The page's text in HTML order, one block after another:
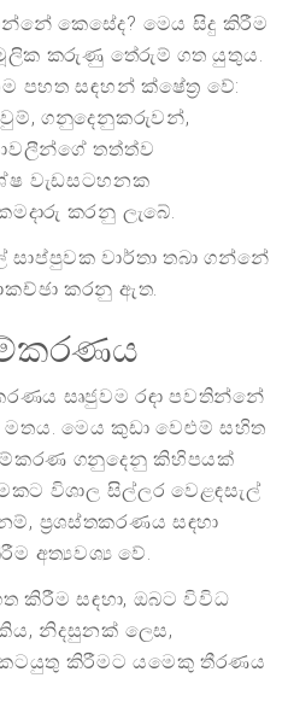
කෙසේද? මෙය සිදු කිරීම
මූලික කරුණු තේරුම් ගත යුතුය.
පහත සඳහන් ක්ෂේත්‍ර වේ:
ගනුදෙනුකරුවන්,
තත්ත්ව
වැඩසටහනක
කරනු ලැබේ.
වාර්තා තබා ගන්නේ
කරනු ඇත.
සෘජුවම රඳා පවතින්නේ
මෙය කුඩා වෙළුම් සහිත
ගනුදෙනු කිහිපයක්
විශාල සිල්ලර වෙළඳසැල්
ප්‍රශස්තකරණය සඳහා
අත්‍යවශ්‍ය වේ.
කිරීම සඳහා, ඔබට විවිධ
නිදසුනක් ලෙස,
කටයුතු කිරීමට යමෙකු තීරණය